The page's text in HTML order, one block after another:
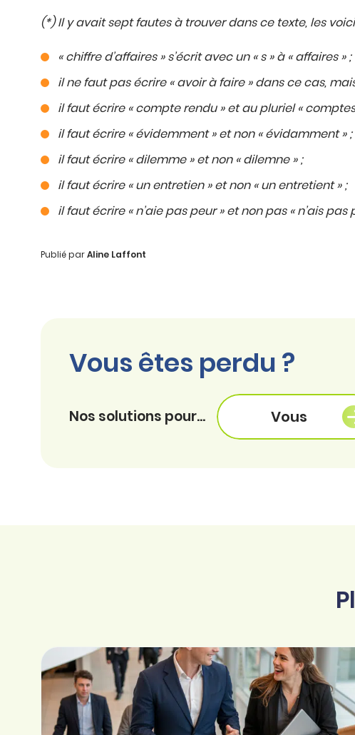
(*) Il y avait sept fautes à trouver dans ce texte, les
« chiffre d’affaires » s’écrit avec un « s » à « affaires » ;
il ne faut pas écrire « avoir à faire » dans ce cas,
il faut écrire « compte rendu » et au pluriel «
il faut écrire « évidemment » et non « évidamment » ;
il faut écrire « dilemme » et non « dilemne » ;
il faut écrire « un entretien » et non « un entretient » ;
il faut écrire « n’aie pas peur » et non pas « n’ais pas
Publié parAline Laffont
Vous êtes perdu ?
Nos solutions pour... Vous